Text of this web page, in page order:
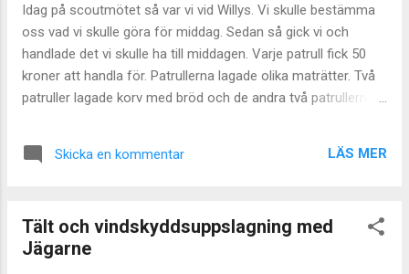
Idag på scoutmötet så var vi vid Willys. Vi skulle bestämma
oss vad vi skulle göra för middag. Sedan så gick vi och
handlade det vi skulle ha till middagen. Varje patrull fick 50
kroner att handla för. Patrullerna lagade olika maträtter. Två
patruller lagade korv med bröd och de andra två patrullerna
Skicka en kommentar LÄS MER
Tält och vindskyddsuppslagning med
Jägarne